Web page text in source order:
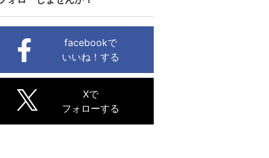
facebookで
いいね！する
Xで
フォローする